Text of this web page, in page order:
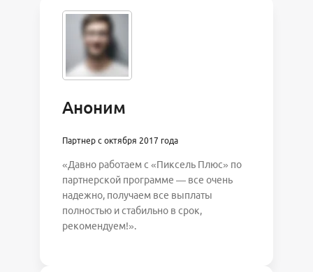
Аноним
Партнер с октября 2017 года
«Давно работаем с «Пиксель Плюс» по
партнерской программе — все очень
надежно, получаем все выплаты
полностью и стабильно в срок,
рекомендуем!».